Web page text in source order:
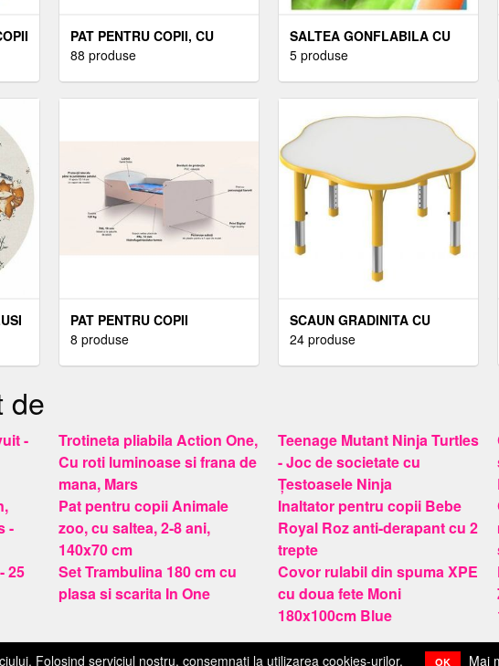
PAT PENTRU COPII, CU
MANERE SI SERTAR, 2-12
88 produse
SALTEA GONFLABILA CU
PISCINA, TUN CU APA,
5 produse
PAT PENTRU COPII
DRAGON, CU SALTEA, 2-8
8 produse
SCAUN GRADINITA CU
INALTIME REGLABILA -
24 produse
de
-
Trotineta pliabila Action One,
Cu roti luminoase si frana de
mana, Mars
Teenage Mutant Ninja Turtles
- Joc de societate cu
Țestoasele Ninja
-
Pat pentru copii Animale
zoo, cu saltea, 2-8 ani,
140x70 cm
Inaltator pentru copii Bebe
Royal Roz anti-derapant cu 2
trepte
25
Set Trambulina 180 cm cu
plasa si scarita In One
Covor rulabil din spuma XPE
cu doua fete Moni
180x100cm Blue
Tendinţă
Folosind serviciul nostru, consemnati la utilizarea cookies-urilor. OK Mai